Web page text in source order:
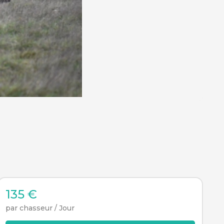
135 €
par chasseur / Jour